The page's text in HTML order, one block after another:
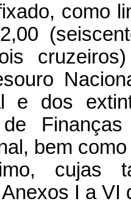
como
e dos
bem
cujas
I a VI